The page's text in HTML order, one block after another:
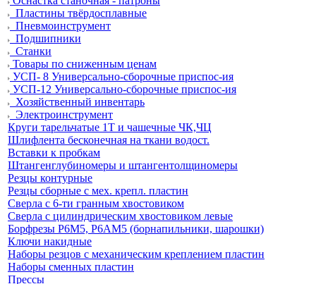
Пластины твёрдосплавные
Пневмоинструмент
Подшипники
Станки
Товары по сниженным ценам
УСП- 8 Универсально-сборочные приспос-ия
УСП-12 Универсально-сборочные приспос-ия
Хозяйственный инвентарь
Электроинструмент
Круги тарельчатые 1Т и чашечные ЧК,ЧЦ
Шлифлента бесконечная на ткани водост.
Вставки к пробкам
Штангенглубиномеры и штангентолщиномеры
Резцы контурные
Резцы сборные с мех. крепл. пластин
Сверла с 6-ти гранным хвостовиком
Сверла с цилиндрическим хвостовиком левые
Борфрезы Р6М5, Р6АМ5 (борнапильники, шарошки)
Ключи накидные
Наборы резцов с механическим креплением пластин
Наборы сменных пластин
Прессы